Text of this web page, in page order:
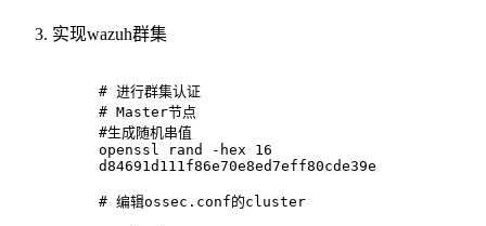
实现wazuh群集
# 进行群集认证
# Master节点
#生成随机串值
openssl rand -hex 16
d84691d111f86e70e8ed7eff80cde39e
# 编辑ossec.conf的cluster